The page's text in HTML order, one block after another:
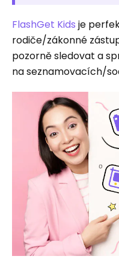
FlashGet Kids je
rodiče/zákonné
pozorně sledovat a
na seznamovacích/